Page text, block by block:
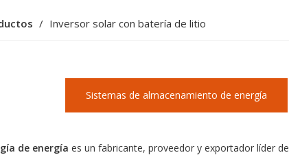
/ Inversor solar con batería de litio
Sistemas de almacenamiento de energía
de energía es un fabricante, proveedor y exportador líder de